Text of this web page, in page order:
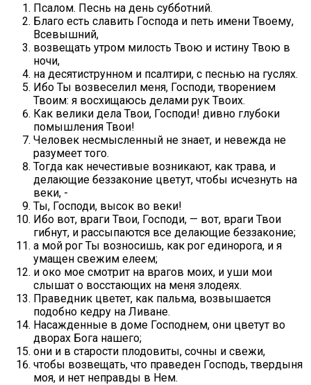
Псалом. Песнь на день субботний.
Благо есть славить Господа и петь имени Твоему,
Всевышний,
возвещать утром милость Твою и истину Твою в
ночи,
на десятиструнном и псалтири, с песнью на гуслях.
Ибо Ты возвеселил меня, Господи, творением
Твоим: я восхищаюсь делами рук Твоих.
Как велики дела Твои, Господи! дивно глубоки
помышления Твои!
Человек несмысленный не знает, и невежда не
разумеет того.
Тогда как нечестивые возникают, как трава, и
делающие беззаконие цветут, чтобы исчезнуть на
веки, -
Ты, Господи, высок во веки!
Ибо вот, враги Твои, Господи, — вот, враги Твои
гибнут, и рассыпаются все делающие беззаконие;
а мой рог Ты возносишь, как рог единорога, и я
умащен свежим елеем;
и око мое смотрит на врагов моих, и уши мои
слышат о восстающих на меня злодеях.
Праведник цветет, как пальма, возвышается
подобно кедру на Ливане.
Насажденные в доме Господнем, они цветут во
дворах Бога нашего;
они и в старости плодовиты, сочны и свежи,
чтобы возвещать, что праведен Господь, твердыня
моя, и нет неправды в Нем.